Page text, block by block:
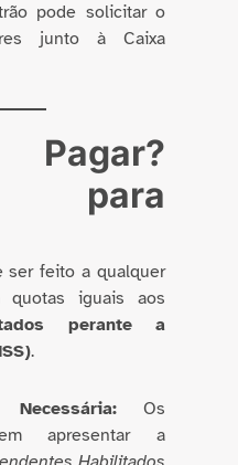
pode solicitar o
junto à Caixa
para
ser feito a qualquer
quotas iguais aos
perante a
.
Necessária:Os
apresentar a